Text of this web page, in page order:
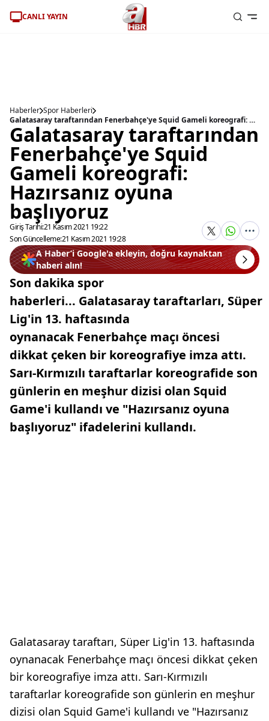
CANLI YAYIN
Haberler Spor Haberleri
Galatasaray taraftarından Fenerbahçe'ye Squid Gameli koreografi: Hazırsanız oyuna başlıyoruz
Galatasaray taraftarından
Fenerbahçe'ye Squid
Gameli koreografi:
Hazırsanız oyuna
başlıyoruz
Giriş Tarihi:21 Kasım 2021 19:22
Son Güncelleme:21 Kasım 2021 19:28
A Haber’i Google'a ekleyin, doğru kaynaktan
haberi alın!
Son dakika spor
haberleri... Galatasaray taraftarları, Süper
Lig'in 13. haftasında
oynanacak Fenerbahçe maçı öncesi
dikkat çeken bir koreografiye imza attı.
Sarı-Kırmızılı taraftarlar koreografide son
günlerin en meşhur dizisi olan Squid
Game'i kullandı ve "Hazırsanız oyuna
başlıyoruz" ifadelerini kullandı.
Galatasaray taraftarı, Süper Lig'in 13. haftasında
oynanacak Fenerbahçe maçı öncesi dikkat çeken
bir koreografiye imza attı. Sarı-Kırmızılı
taraftarlar koreografide son günlerin en meşhur
dizisi olan Squid Game'i kullandı ve "Hazırsanız